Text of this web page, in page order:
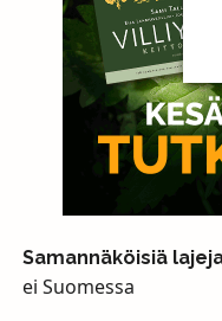
Samannäköisiä
ei Suomessa